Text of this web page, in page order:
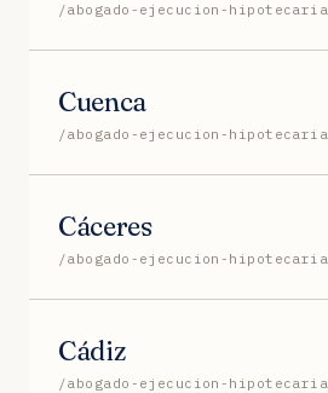
/abogado-ejecucion-
Cuenca
/abogado-ejecucion-
Cáceres
/abogado-ejecucion-
Cádiz
/abogado-ejecucion-